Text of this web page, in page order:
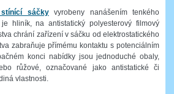
sáčkyvyrobeny nanášením tenkého
hliník, na antistatický polyesterový filmový
chrání zařízení v sáčku od elektrostatického
zabraňuje přímému kontaktu s potenciálním
konci nabídky jsou jednoduché obaly,
růžové, označované jako antistatické či
vlastnosti.